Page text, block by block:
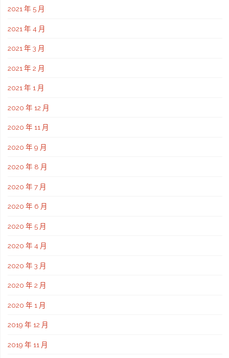
2021 年 5 月
2021 年 4 月
2021 年 3 月
2021 年 2 月
2021 年 1 月
2020 年 12 月
2020 年 11 月
2020 年 9 月
2020 年 8 月
2020 年 7 月
2020 年 6 月
2020 年 5 月
2020 年 4 月
2020 年 3 月
2020 年 2 月
2020 年 1 月
2019 年 12 月
2019 年 11 月